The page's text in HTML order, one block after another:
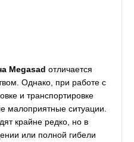
Megasad отличается
Однако, при работе с
и транспортировке
малоприятные ситуации.
крайне редко, но в
или полной гибели